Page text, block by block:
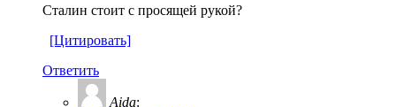
Сталин стоит с просящей рукой?
[Цитировать]
Ответить
Aida: